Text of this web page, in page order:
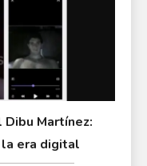
Martínez:
era digital